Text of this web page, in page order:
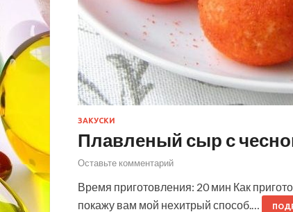
ЗАКУСКИ
Плавленый сыр с
Оставьте комментарий
Время приготовления: 20 мин Как
покажу вам мой нехитрый способ.…